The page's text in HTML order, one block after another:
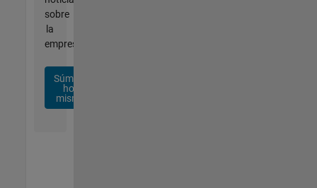
sobre
la
empresa.
Súmese
hoy
mismo